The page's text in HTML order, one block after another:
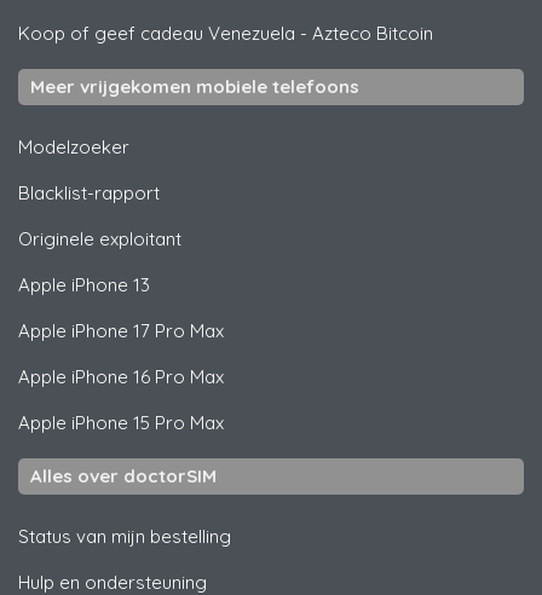
Koop of geef cadeau Venezuela - Azteco Bitcoin
Meer vrijgekomen mobiele telefoons
Modelzoeker
Blacklist-rapport
Originele exploitant
Apple iPhone 13
Apple iPhone 17 Pro Max
Apple iPhone 16 Pro Max
Apple iPhone 15 Pro Max
Alles over doctorSIM
Status van mijn bestelling
Hulp en ondersteuning